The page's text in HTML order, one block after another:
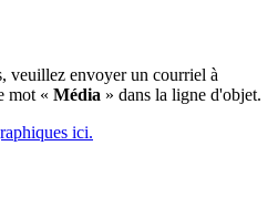
veuillez envoyer un courriel à
mot « Média » dans la ligne d'objet.
ici.